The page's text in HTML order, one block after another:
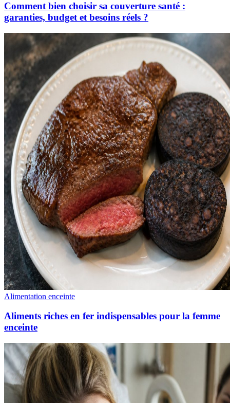
Comment bien choisir sa couverture santé :
garanties, budget et besoins réels ?
Alimentation enceinte
Aliments riches en fer indispensables pour la femme
enceinte